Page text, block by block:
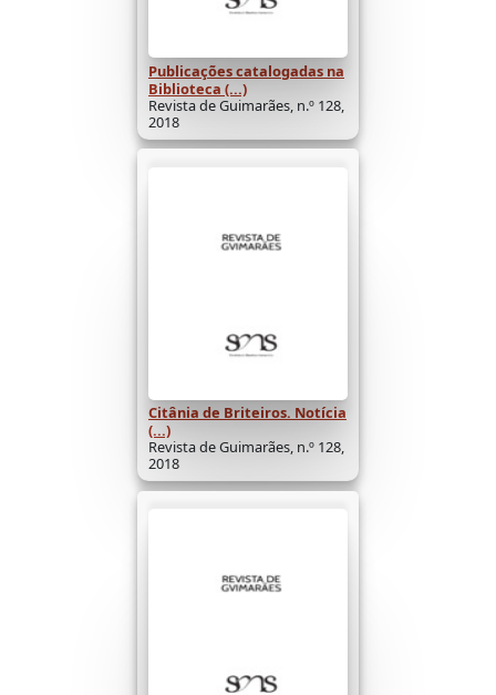
Publicações catalogadas na
Biblioteca (...)
Revista de Guimarães, n.º 128,
2018
Citânia de Briteiros. Notícia
(...)
Revista de Guimarães, n.º 128,
2018